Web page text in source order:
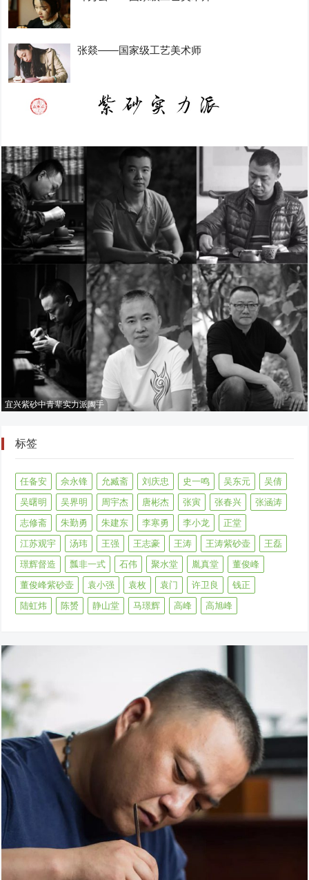
张燚——国家级工艺美术师
宜兴紫砂中青辈实力派陶手
标签
任备安 佘永锋 允臧斋 刘庆忠 史一鸣 吴东元
吴倩
吴曙明
吴界明 周宇杰 唐彬杰 张寅 张春兴
张涵涛
志修斋
朱勤勇 朱建东 李寒勇 李小龙
正堂
江苏观宇
汤玮 王强 王志豪 王涛 王涛紫砂壶
王磊
璟辉督造
瓢非一式 石伟 聚水堂 胤真堂
董俊峰
董俊峰紫砂壶
袁小强 袁枚 袁门 许卫良
钱正
陆虹炜
陈赟 静山堂 马璟辉 高峰 高旭峰